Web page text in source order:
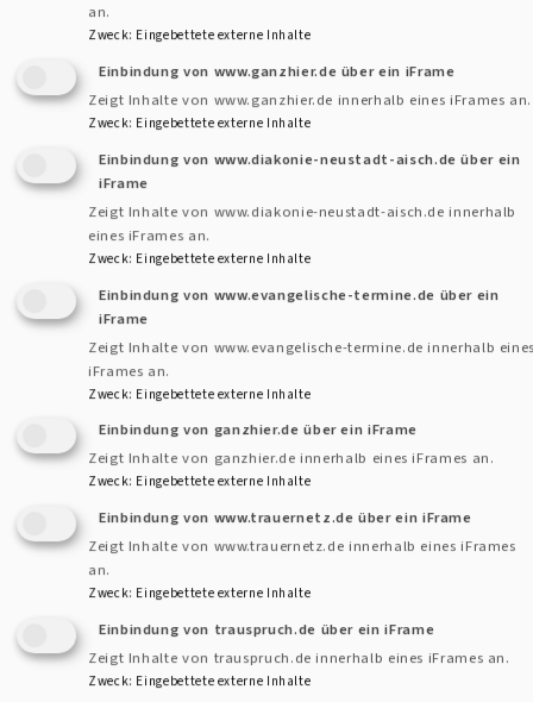
Hauptamtlichen, die den Mittagstisch im Gerlach-von-
Hohenlohe-Stift in ihren normalen Arbeitsablauf integrieren
sowie von Mitarbeitenden der Diakonie, Kirche und
Bildungswerk, die vor dem Essen mit einem spirituellen Impuls
beginnen, zu Tischgesprächen überleiten und auch für
Beratungsgespräche zur Verfügung stehen. Eingeladen zum
Mittagstisch sind wirklich alle, die dieses Miteinander aller
Menschen aus Stadt und Land unterstützen und feiern wollen.
ehrenamtlich beteiligen wollen, findet am Dienstag, 25.
November, um 19 Uhr im Dekanat, Luitpoldstr. 3, in
Uffenheim statt. Bei Interesse gerne im Dekanat melden.
Tel 09842 93680
Kontaktformular
an.
Zweck: Eingebettete externe Inhalte
Einbindung von www.ganzhier.de über ein iFrame
Zeigt Inhalte von www.ganzhier.de innerhalb eines iFrames an.
Zweck: Eingebettete externe Inhalte
Einbindung von www.diakonie-neustadt-aisch.de über ein
iFrame
Zeigt Inhalte von www.diakonie-neustadt-aisch.de innerhalb
eines iFrames an.
Zweck: Eingebettete externe Inhalte
Einbindung von www.evangelische-termine.de über ein
iFrame
Zeigt Inhalte von www.evangelische-termine.de innerhalb
iFrames an.
Zweck: Eingebettete externe Inhalte
Einbindung von ganzhier.de über ein iFrame
Zeigt Inhalte von ganzhier.de innerhalb eines iFrames an.
Zweck: Eingebettete externe Inhalte
Einbindung von www.trauernetz.de über ein iFrame
Zeigt Inhalte von www.trauernetz.de innerhalb eines iFrames
an.
Zweck: Eingebettete externe Inhalte
Einbindung von trauspruch.de über ein iFrame
Zeigt Inhalte von trauspruch.de innerhalb eines iFrames an.
Zweck: Eingebettete externe Inhalte